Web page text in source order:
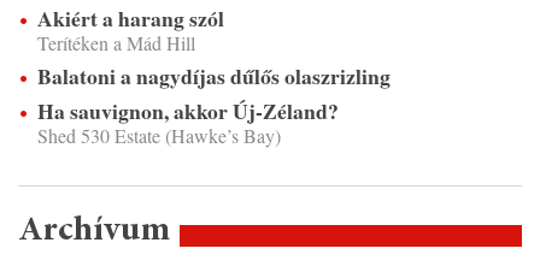
Akiért a harang szól
Terítéken a Mád Hill
Balatoni a nagydíjas dűlős olaszrizling
Ha sauvignon, akkor Új-Zéland?
Shed 530 Estate (Hawke’s Bay)
Archívum